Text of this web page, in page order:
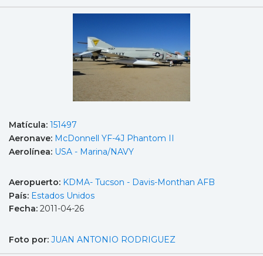
Matícula: 151497
Aeronave: McDonnell YF-4J Phantom II
Aerolínea: USA - Marina/NAVY
Aeropuerto: KDMA- Tucson - Davis-Monthan AFB
País: Estados Unidos
Fecha: 2011-04-26
Foto por: JUAN ANTONIO RODRIGUEZ